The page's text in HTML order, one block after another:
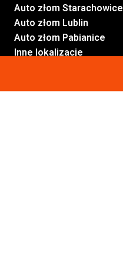
Auto złom Starachowice
Auto złom Lublin
Auto złom Pabianice
Inne lokalizacje
Skup aut Legionowo